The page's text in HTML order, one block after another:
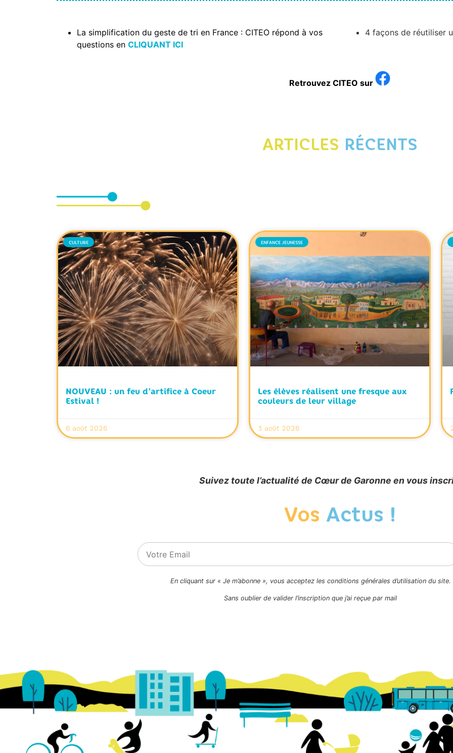
La simplification du geste de tri en France : CITEO répond à vos
questions en CLIQUANT ICI
4 façons de réutiliser
Retrouvez CITEO sur
ARTICLES RÉCENTS
CULTURE
NOUVEAU : un feu d’artifice à Coeur
Estival !
6 août 2026
ENFANCE JEUNESSE
Les élèves réalisent une fresque aux
couleurs de leur village
3 août 2026
Suivez toute l’actualité de Cœur de Garonne en vous
Vos Actus !
En cliquant sur « Je m’abonne », vous acceptez les conditions générales d’utilisation du site.
Sans oublier de valider l’inscription que j’ai reçue par mail